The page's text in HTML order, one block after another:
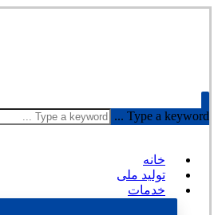
Type a keyword ...
خانه
تولید ملی
خدمات